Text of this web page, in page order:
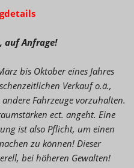
auf Anfrage!
bis Oktober eines Jahres
Verkauf o.ä.,
Fahrzeuge vorzuhalten.
ect. angeht. Eine
ist also Pflicht, um einen
zu können! Dieser
bei höheren Gewalten!